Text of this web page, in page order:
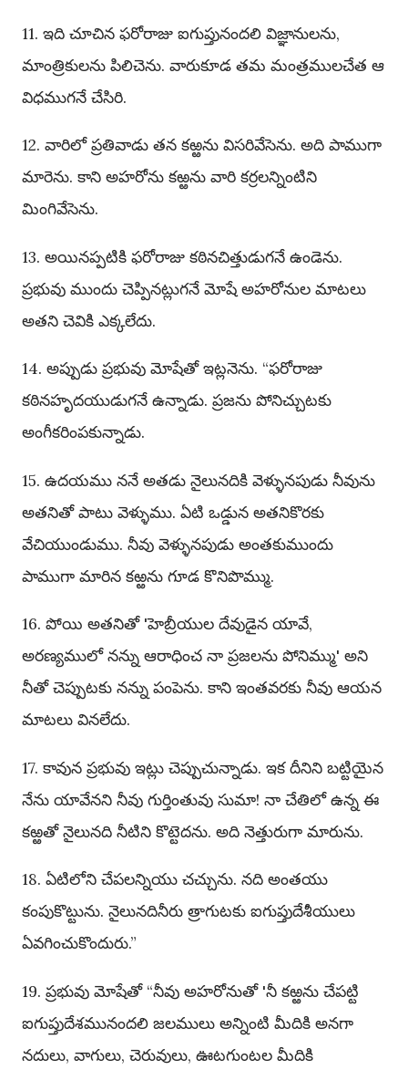
11. ఇది చూచిన ఫరోరాజు ఐగుప్తునందలి విజ్ఞానులను,
మాంత్రికులను పిలిచెను. వారుకూడ తమ మంత్రములచేత ఆ
విధముగనే చేసిరి.
12. వారిలో ప్రతివాడు తన కఱ్ఱను విసరివేసెను. అది పాముగా
మారెను. కాని అహరోను కఱ్ఱను వారి కర్రలన్నింటిని
మింగివేసెను.
13. అయినప్పటికి ఫరోరాజు కఠినచిత్తుడుగనే ఉండెను.
ప్రభువు ముందు చెప్పినట్లుగనే మోషే అహరోనుల మాటలు
అతని చెవికి ఎక్కలేదు.
14. అప్పుడు ప్రభువు మోషేతో ఇట్లనెను. “ఫరోరాజు
కఠినహృదయుడుగనే ఉన్నాడు. ప్రజను పోనిచ్చుటకు
అంగీకరింపకున్నాడు.
15. ఉదయము ననే అతడు నైలునదికి వెళ్ళునపుడు నీవును
అతనితో పాటు వెళ్ళుము. ఏటి ఒడ్డున అతనికొరకు
వేచియుండుము. నీవు వెళ్ళునపుడు అంతకుముందు
పాముగా మారిన కఱ్ఱను గూడ కొనిపొమ్ము.
16. పోయి అతనితో 'హెబ్రీయుల దేవుడైన యావే,
అరణ్యములో నన్ను ఆరాధించ నా ప్రజలను పోనిమ్ము' అని
నీతో చెప్పుటకు నన్ను పంపెను. కాని ఇంతవరకు నీవు ఆయన
మాటలు వినలేదు.
17. కావున ప్రభువు ఇట్లు చెప్పుచున్నాడు. ఇక దీనిని బట్టియైన
నేను యావేనని నీవు గుర్తింతువు సుమా! నా చేతిలో ఉన్న ఈ
కఱ్ఱతో నైలునది నీటిని కొట్టెదను. అది నెత్తురుగా మారును.
18. ఏటిలోని చేపలన్నియు చచ్చును. నది అంతయు
కంపుకొట్టును. నైలునదినీరు త్రాగుటకు ఐగుప్తుదేశీయులు
ఏవగించుకొందురు.”
19. ప్రభువు మోషేతో “నీవు అహరోనుతో 'నీ కఱ్ఱను చేపట్టి
ఐగుప్తుదేశమునందలి జలములు అన్నింటి మీదికి అనగా
నదులు, వాగులు, చెరువులు, ఊటగుంటల మీదికి